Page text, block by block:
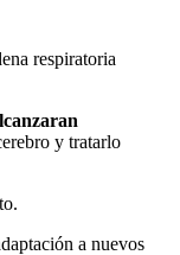
respiratoria
y tratarlo
a nuevos